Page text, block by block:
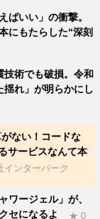
ばいい」の衝撃。
にもたらした“深刻
技術でも破損。令和
揺れ」が明らかにし
ない！コードな
サービスなんて本
インターパーク
ワージェル」が、
セになるよ
★ 0